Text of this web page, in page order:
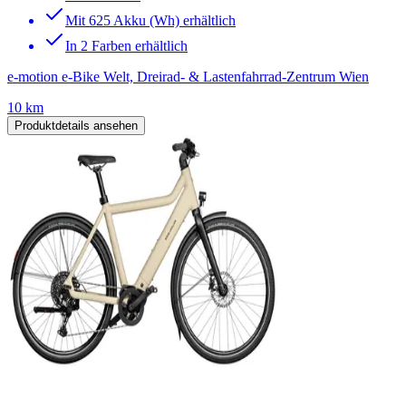
Mit 625 Akku (Wh) erhältlich
In 2 Farben erhältlich
e-motion e-Bike Welt, Dreirad- & Lastenfahrrad-Zentrum Wien
10 km
Produktdetails ansehen